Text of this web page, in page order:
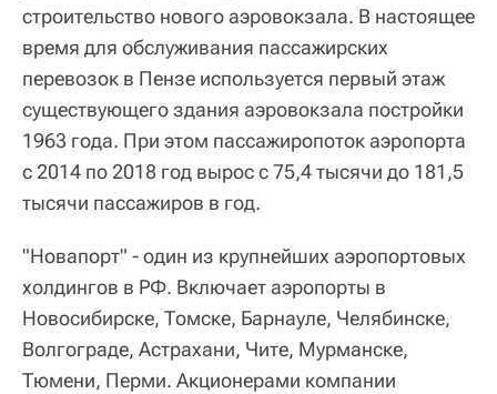
строительство нового аэровокзала. В настоящее
время для обслуживания пассажирских
перевозок в Пензе используется первый этаж
существующего здания аэровокзала постройки
1963 года. При этом пассажиропоток аэропорта
с 2014 по 2018 год вырос с 75,4 тысячи до 181,5
тысячи пассажиров в год.
"Новапорт" - один из крупнейших аэропортовых
холдингов в РФ. Включает аэропорты в
Новосибирске, Томске, Барнауле, Челябинске,
Волгограде, Астрахани, Чите, Мурманске,
Тюмени, Перми. Акционерами компании